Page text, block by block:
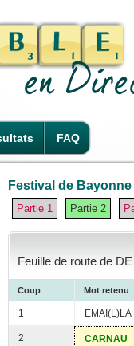
FAQ
Festival de
Partie 1 Partie 2
Feuille de route de
Coup Mot retenu
1 EMAI(L)LA
2 CARNAU